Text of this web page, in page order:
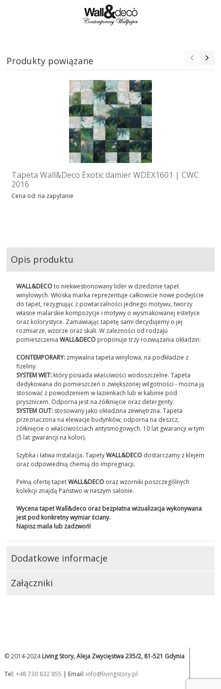
Produkty powiązane
Tapeta Wall&Deco Exotic damier WDEX1601 | CWC
2016
Cena od: na zapytanie
Opis produktu
WALL&DECOto niekwestionowany lider w dziedzinie tapet
winylowych. Włoska marka reprezentuje całkowicie nowe podejście
do tapet, rezygnując z powtarzalności jednego motywu, tworzy
własne malarskie kompozycje i motywy o wysmakowanej estetyce
oraz kolorystyce. Zamawiając tapetę sami decydujemy o jej
rozmiarze, wzorze oraz skali. W zależności od rodzaju
pomieszczeniaWALL&DECO proponuje trzy rozwiązania okładzin:
CONTEMPORARY: zmywalna tapeta winylowa, na podkładzie z
fizeliny.
SYSTEM WET: który posiada właściwości wodoszczelne. Tapeta
dedykowana do pomieszczeń o zwiększonej wilgotności - można ją
stosować z powodzeniem w łazienkach lub w kabinie pod
prysznicem. Odporna jest na żółknięcie oraz detergenty.
SYSTEM OUT: stosowany jako okładzina zewnętrzna. Tapeta
przeznaczona na elewacje budynków, odporna na deszcz,
żółknięcie o właściwościach antysmogowych. 10 lat gwarancji w tym
(5 lat gwarancji na kolor).
Szybka i łatwa instalacja. TapetyWALL&DECO dostarczamy z klejem
oraz odpowiednią chemią do impregnacji.
Pełną ofertę tapetWALL&DECO oraz wzorniki poszczególnych
kolekcji znajdą Państwo w naszym salonie.
Wycena tapet Wall&deco oraz bezpłatna wizualizacja wykonywana
jest pod konkretny wymiar ściany.
Napisz maila lub zadzwoń!
Dodatkowe informacje
Załączniki
© 2014-2024Living Story, Aleja Zwycięstwa 235/2, 81-521 Gdynia
Tel: +48 730 832 855 | Email: info@livingstory.pl